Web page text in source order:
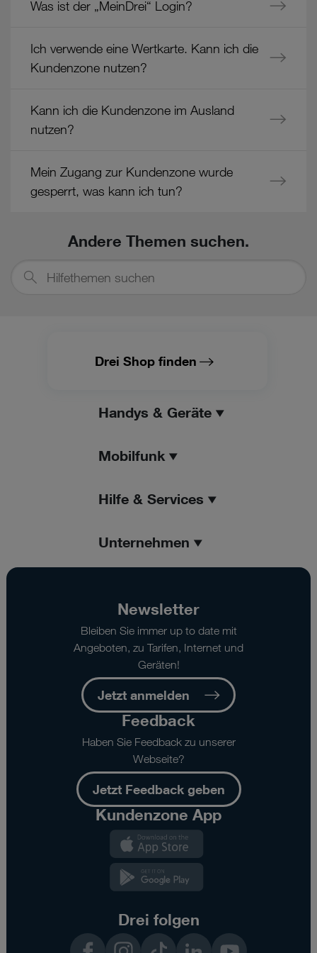
Was ist der „MeinDrei“ Login?
Ich verwende eine Wertkarte. Kann ich die
Kundenzone nutzen?
Kann ich die Kundenzone im Ausland
nutzen?
Mein Zugang zur Kundenzone wurde
gesperrt, was kann ich tun?
Andere Themen suchen.
suchen
Drei Shop finden
Handys & Geräte
Mobilfunk
Hilfe & Services
Unternehmen
Newsletter
Bleiben Sie immer up to date mit
Angeboten, zu Tarifen, Internet und
Geräten!
Jetzt anmelden
Feedback
Haben Sie Feedback zu unserer
Webseite?
Jetzt Feedback geben
Kundenzone App
Drei folgen
InstagramTikTok LinkedInYouTube